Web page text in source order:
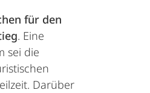
für den
. Eine
sei die
Darüber